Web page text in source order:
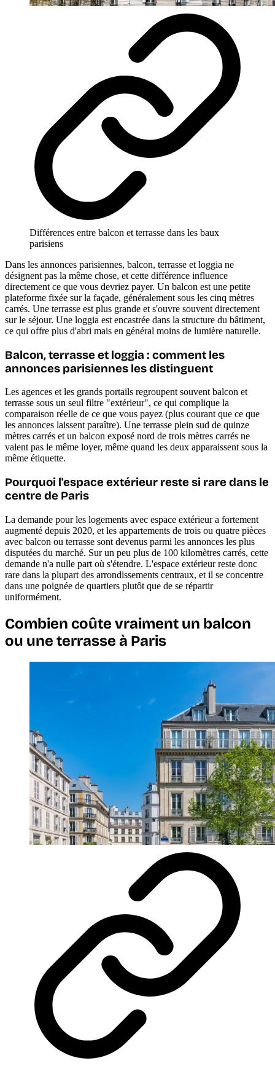
Différences entre balcon et terrasse dans les baux
parisiens
Dans les annonces parisiennes, balcon, terrasse et loggia ne
désignent pas la même chose, et cette différence influence
directement ce que vous devriez payer. Un balcon est une petite
plateforme fixée sur la façade, généralement sous les cinq mètres
carrés. Une terrasse est plus grande et s'ouvre souvent directement
sur le séjour. Une loggia est encastrée dans la structure du bâtiment,
ce qui offre plus d'abri mais en général moins de lumière naturelle.
Balcon, terrasse et loggia : comment les
annonces parisiennes les distinguent
Les agences et les grands portails regroupent souvent balcon et
terrasse sous un seul filtre "extérieur", ce qui complique la
comparaison réelle de ce que vous payez (plus courant que ce que
les annonces laissent paraître). Une terrasse plein sud de quinze
mètres carrés et un balcon exposé nord de trois mètres carrés ne
valent pas le même loyer, même quand les deux apparaissent sous la
même étiquette.
Pourquoi l'espace extérieur reste si rare dans le
centre de Paris
La demande pour les logements avec espace extérieur a fortement
augmenté depuis 2020, et les appartements de trois ou quatre pièces
avec balcon ou terrasse sont devenus parmi les annonces les plus
disputées du marché. Sur un peu plus de 100 kilomètres carrés, cette
demande n'a nulle part où s'étendre. L'espace extérieur reste donc
rare dans la plupart des arrondissements centraux, et il se concentre
dans une poignée de quartiers plutôt que de se répartir
uniformément.
Combien coûte vraiment un balcon
ou une terrasse à Paris